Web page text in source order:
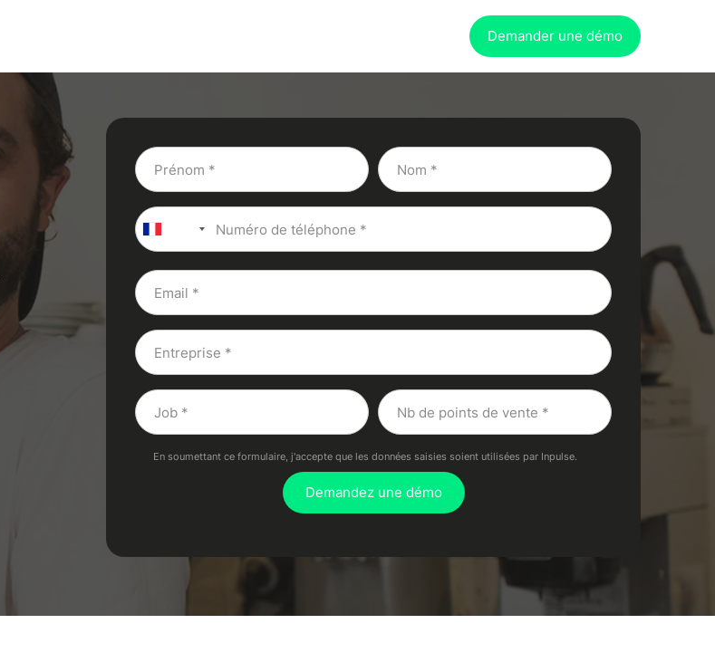
Demander une démo
En soumettant ce formulaire, j'accepte que les données saisies soient utilisées par Inpulse.